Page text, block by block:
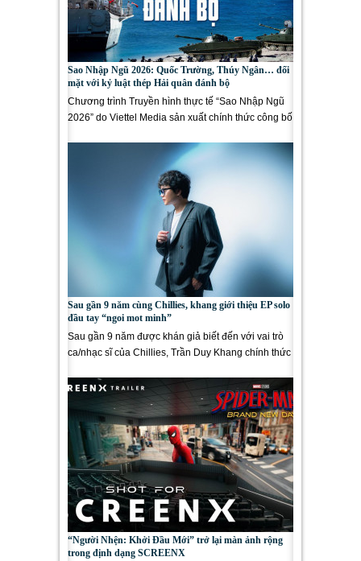
Sao Nhập Ngũ 2026: Quốc Trường, Thúy Ngân… đối
mặt với kỷ luật thép Hải quân đánh bộ
Chương trình Truyền hình thực tế “Sao Nhập Ngũ
2026” do Viettel Media sản xuất chính thức công bố
Sau gần 9 năm cùng Chillies, khang giới thiệu EP solo
đầu tay “ngoi mot minh”
Sau gần 9 năm được khán giả biết đến với vai trò
ca/nhạc sĩ của Chillies, Trần Duy Khang chính thức
“Người Nhện: Khởi Đầu Mới” trở lại màn ảnh rộng
trong định dạng SCREENX